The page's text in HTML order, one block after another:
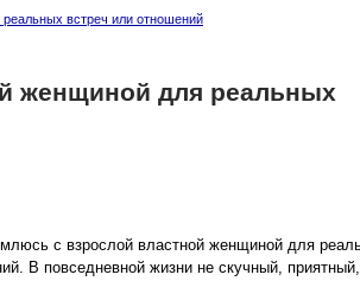
встреч или отношений
женщиной для реальных
с взрослой властной женщиной для
В повседневной жизни не скучный,